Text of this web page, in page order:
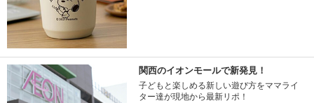
関西のイオンモールで新発見！
子どもと楽しめる新しい遊び方をママライ
ター達が現地から最新リポ！